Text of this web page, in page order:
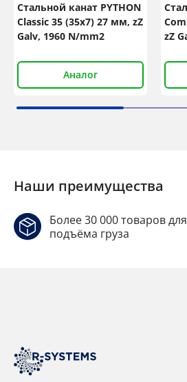
Стальной канат PYTHON
Classic 35 (35x7) 27 мм, zZ
Galv, 1960 N/mm2
Аналог
zZ
Наши преимущества
Более 30 000 товаров для
подъёма груза